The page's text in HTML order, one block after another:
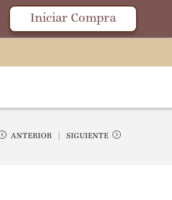
Iniciar Compra
ANTERIOR SIGUIENTE